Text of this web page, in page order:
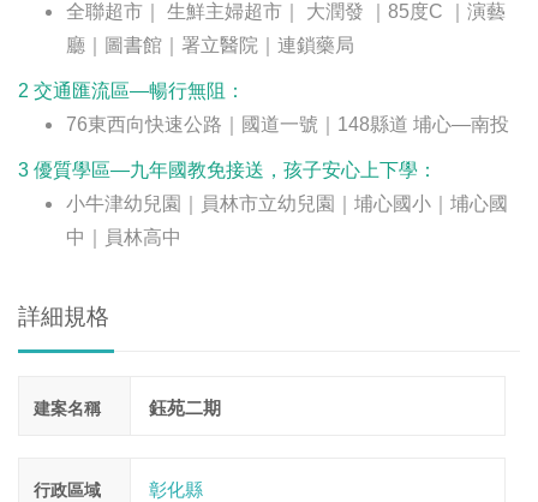
全聯超市｜ 生鮮主婦超市｜ 大潤發 ｜ 85度C
｜演藝
廳｜圖書館｜署立醫院｜連鎖藥局
2 交通匯流區—暢行無阻：
76東西向快速公路｜國道一號｜ 148縣道 埔心—南投
3 優質學區—九年國教免接送，孩子安心上下學：
小牛津幼兒園｜員林市立幼兒園｜埔心國小｜埔心國
中｜員林高中
詳細規格
建案名稱 鈺苑二期
行政區域 彰化縣